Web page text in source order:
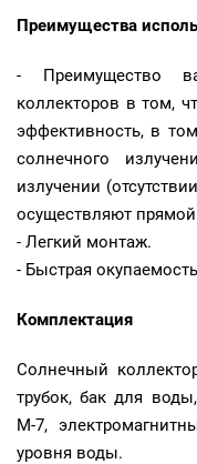
Преимущества
- Преимущество
коллекторов в том,
эффективность, в
солнечного
излучении
осуществляют
- Легкий монтаж.
- Быстрая
Комплектация
Солнечный
трубок, бак для
М-7,
уровня воды.